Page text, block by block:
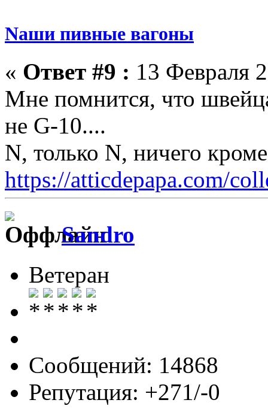
Nаши пивные вагоны
« Ответ #9 : 13 Февраля
Мне помнится, что
не G-10....
N, только N, ничего
https://atticdepapa.com/
Sandro
Ветеран
Сообщений: 14868
Репутация: +271/-0